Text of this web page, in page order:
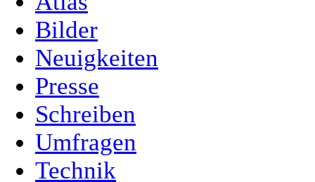
Bilder
Neuigkeiten
Presse
Schreiben
Umfragen
Technik